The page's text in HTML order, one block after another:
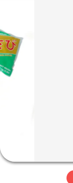
ΑΡΧΙΚΉ
ΣΕΛΊΔΑ
ΜΕ
ΕΜΆΣ
All
Rights
Reserved.